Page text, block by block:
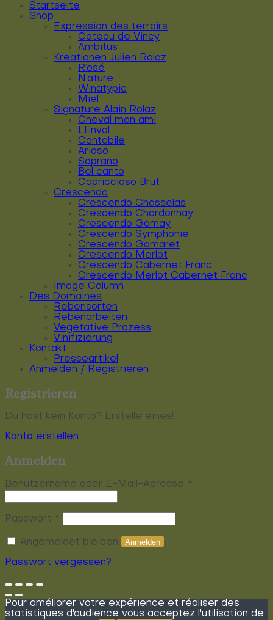
Startseite
Shop
Expression des terroirs
Coteau de Vincy
Ambitus
Kreationen Julien Rolaz
R’osé
N’ature
Winatypic
Miel
Signature Alain Rolaz
Cheval mon ami
L’Envol
Cantabile
Arioso
Soprano
Bel canto
Capriccioso Brut
Crescendo
Crescendo Chasselas
Crescendo Chardonnay
Crescendo Gamay
Crescendo Symphonie
Crescendo Gamaret
Crescendo Merlot
Crescendo Cabernet Franc
Crescendo Merlot Cabernet Franc
Image Column
Des Domaines
Rebensorten
Rebenarbeiten
Vegetative Prozess
Vinifizierung
Kontakt
Presseartikel
Anmelden / Registrieren
Registrieren
Du hast kein Konto? Erstelle eines!
Konto erstellen
Anmelden
Benutzername oder E-Mail-Adresse *
Passwort *
Angemeldet bleiben Anmelden
Passwort vergessen?
Pour améliorer votre expérience et réaliser des
statistiques d'audience vous acceptez l'utilisation de